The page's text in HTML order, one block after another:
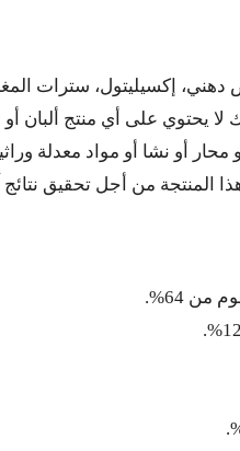
إكسيليتول، سترات
لا يحتوي على أي منتج ألبان
أو نشا أو مواد معدلة
هذا المنتجة من أجل تحقيق
64%.